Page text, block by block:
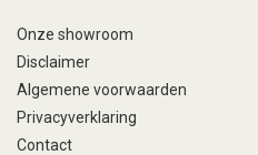
Onze showroom
Disclaimer
Algemene voorwaarden
Privacyverklaring
Contact